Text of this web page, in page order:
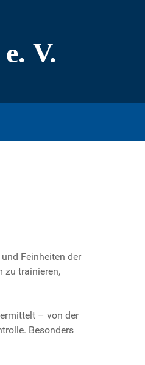
Feinheiten der
zu trainieren,
– von der
Besonders